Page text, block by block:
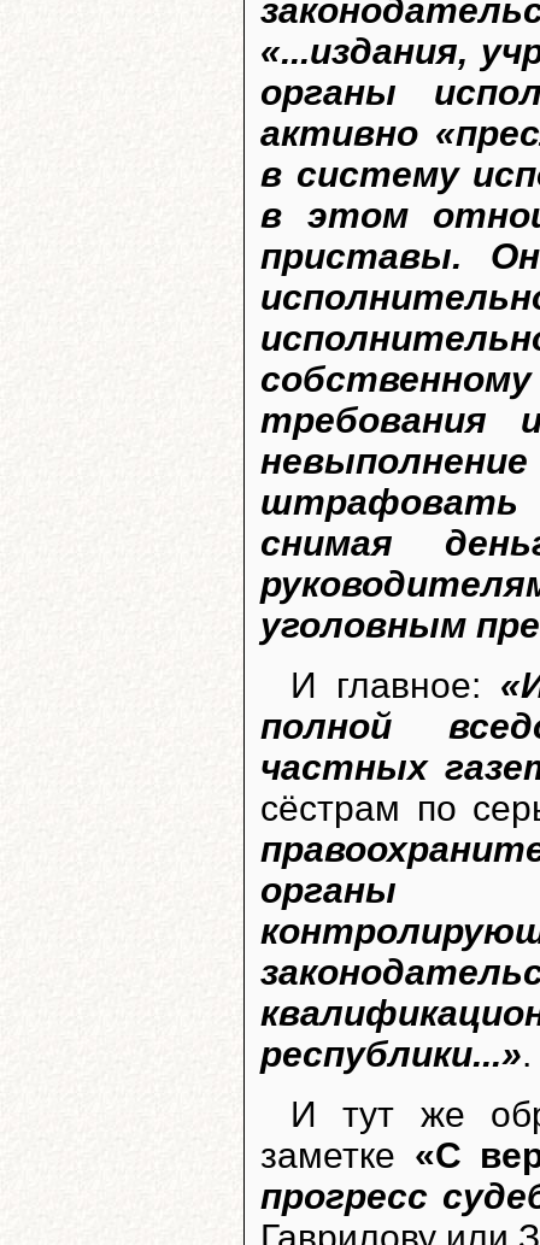
«...издания,
органы
активно
в систему
в этом
приставы.
требования
штрафовать
снимая
уголовным
И главное:
полной
частных
сёстрам по
органы
республики...»
И тут же
заметке «С
прогресс